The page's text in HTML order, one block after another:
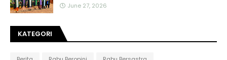
June 27, 2026
KATEGORI